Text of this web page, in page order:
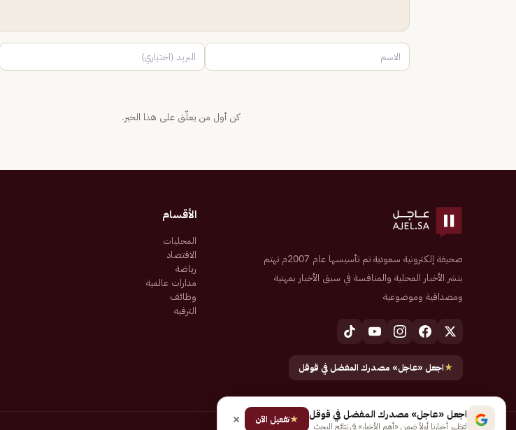
كن أول من يعلّق على هذا الخبر.
صحيفة إلكترونية سعودية تم تأسيسها عام 2007م تهتم
بنشر الأخبار المحلية والمنافسة في سبق الأخبار بمهنية
ومصداقية وموضوعية
★اجعل «عاجل» مصدرك المفضل في قوقل
الأقسام
المحليات
الاقتصاد
رياضة
مدارات عالمية
وظائف
الترفيه
اجعل «عاجل» مصدرك المفضل في قوقل
لتظهر أخبارنا أولاً ضمن «أهم الأخبار» في نتائج البحث
★تفعيل الآن